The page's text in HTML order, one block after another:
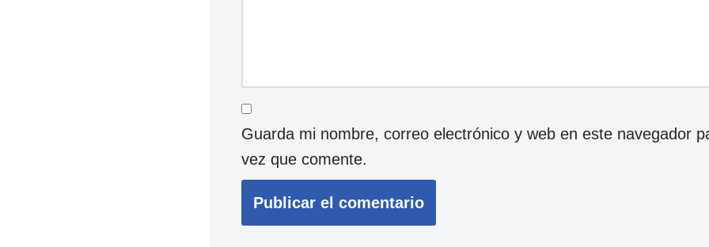
Guarda mi nombre, correo electrónico y web en este navegador
vez que comente.